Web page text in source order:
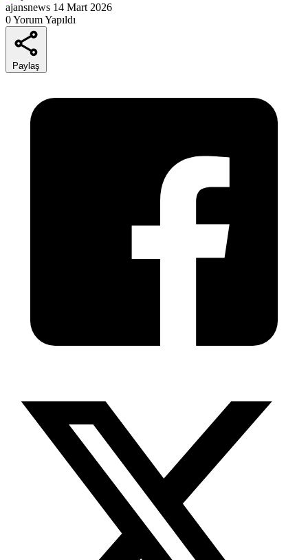
ajansnews 14 Mart 2026
0 Yorum Yapıldı
Paylaş